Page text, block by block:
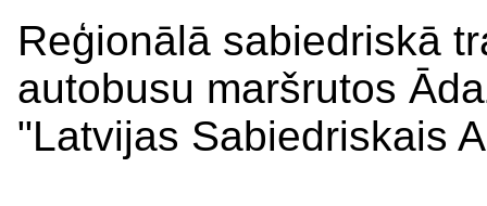
Reģionālā sabiedriskā
autobusu maršrutos
"Latvijas Sabiedriskais